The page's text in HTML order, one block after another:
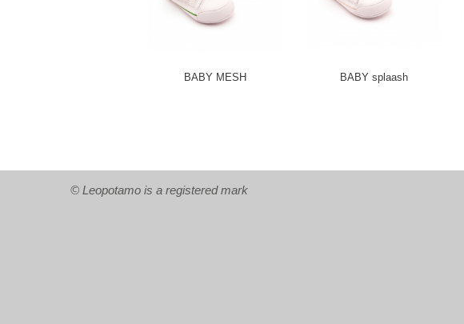
BABY MESH BABY splaash
© Leopotamo is a registered mark